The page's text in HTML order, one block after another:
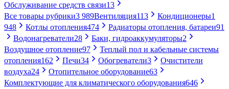
Обслуживание средств связи13
Все товары рубрики3 989Вентиляция113 Кондиционеры1
948
Котлы отопления474 Радиаторы отопления, батареи91
Водонагреватели28 Баки, гидроаккумуляторы2
Воздушное отопление97
Теплый пол и кабельные системы
отопления162 Печи34 Обогреватели3
Очистители
воздуха24 Отопительное оборудование63
Комплектующие для климатического оборудования646